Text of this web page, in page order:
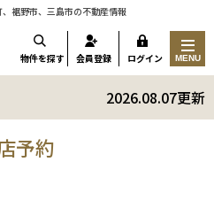
裾野市、三島市の不動産情報
2026.08.07更新
物件を探す 会員登録 ログイン MENU
予約